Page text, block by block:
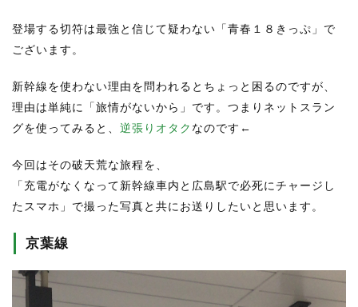
登場する切符は最強と信じて疑わない「青春１８きっぷ」で
ございます。
新幹線を使わない理由を問われるとちょっと困るのですが、
理由は単純に「旅情がないから」です。つまりネットスラン
グを使ってみると、 逆張りオタク なのです←
今回はその破天荒な旅程を、
「充電がなくなって新幹線車内と広島駅で必死にチャージし
たスマホ」で撮った写真と共にお送りしたいと思います。
京葉線